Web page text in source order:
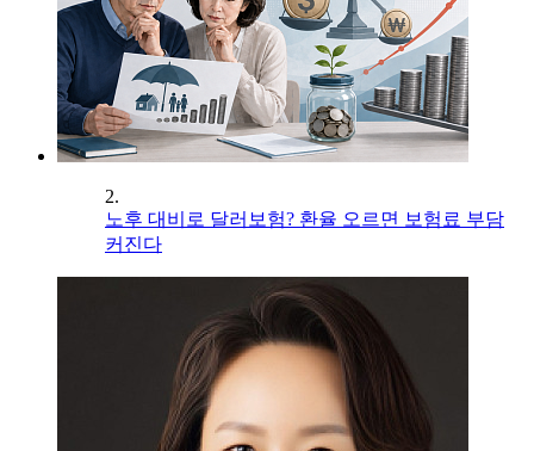
2.
노후 대비로 달러보험? 환율 오르면 보험료 부담
커진다